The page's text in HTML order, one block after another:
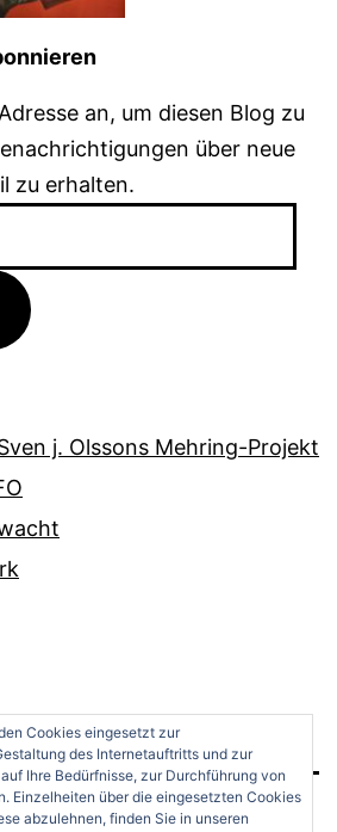
an, um diesen Blog zu
über neue
zu erhalten.
j. Olssons Mehring-Projekt
Cookies eingesetzt zur
des Internetauftritts und zur
Ihre Bedürfnisse, zur Durchführung von
Einzelheiten über die eingesetzten Cookies
abzulehnen, finden Sie in unseren